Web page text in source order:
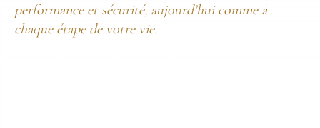
performance et sécurité, aujourd’hui comme à
chaque étape de votre vie.